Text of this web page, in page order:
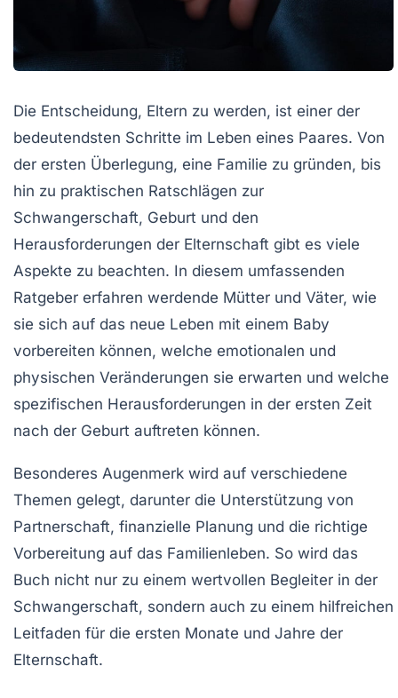
Die Entscheidung, Eltern zu werden, ist einer der
bedeutendsten Schritte im Leben eines Paares. Von
der ersten Überlegung, eine Familie zu gründen, bis
hin zu praktischen Ratschlägen zur
Schwangerschaft, Geburt und den
Herausforderungen der Elternschaft gibt es viele
Aspekte zu beachten. In diesem umfassenden
Ratgeber erfahren werdende Mütter und Väter, wie
sie sich auf das neue Leben mit einem Baby
vorbereiten können, welche emotionalen und
physischen Veränderungen sie erwarten und welche
spezifischen Herausforderungen in der ersten Zeit
nach der Geburt auftreten können.
Besonderes Augenmerk wird auf verschiedene
Themen gelegt, darunter die Unterstützung von
Partnerschaft, finanzielle Planung und die richtige
Vorbereitung auf das Familienleben. So wird das
Buch nicht nur zu einem wertvollen Begleiter in der
Schwangerschaft, sondern auch zu einem hilfreichen
Leitfaden für die ersten Monate und Jahre der
Elternschaft.